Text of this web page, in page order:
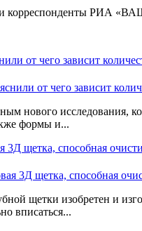
корреспонденты РИА «ВАШ
от чего зависит
нового исследования,
формы и...
3Д щетка, способная
щетки изобретен и
вписаться...